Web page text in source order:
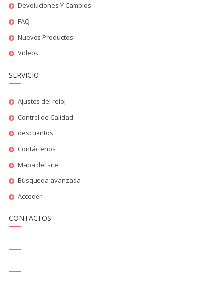
Devoluciones Y Cambios
FAQ
Nuevos Productos
Videos
SERVICIO
Ajustes del reloj
Control de Calidad
descuentos
Contáctenos
Mapa del site
Búsqueda avanzada
Acceder
CONTACTOS